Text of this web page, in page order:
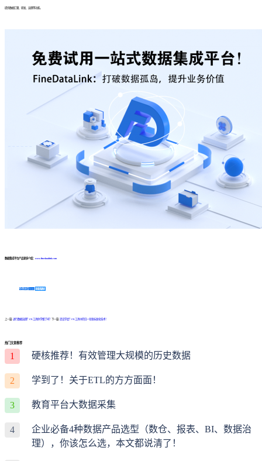
提供数据汇聚、研发、治理等功能。
数据集成平台产品更多介绍： www.finedatalink.com
免费体验Demo 咨询方案
上一篇: 进行数据治理？ETL工具你学懂了吗？ 下一篇: 还没学会？ETL工具中的归一化和标准化技术！
热门文章推荐
1 硬核推荐！有效管理大规模的历史数据
2 学到了！关于ETL的方方面面！
3 教育平台大数据采集
4
企业必备4种数据产品选型（数仓、报表、BI、数据治
理），你该怎么选，本文都说清了！